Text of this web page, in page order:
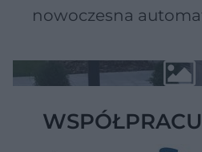
nowoczesna